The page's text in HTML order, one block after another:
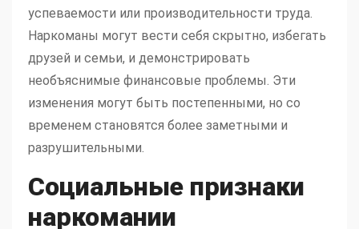
успеваемости или производительности труда.
Наркоманы могут вести себя скрытно, избегать
друзей и семьи, и демонстрировать
необъяснимые финансовые проблемы. Эти
изменения могут быть постепенными, но со
временем становятся более заметными и
разрушительными.
Социальные признаки
наркомании